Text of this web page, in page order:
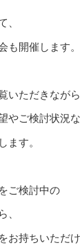
も開催します。
いただきながら
やご検討状況
ます。
ご検討中の
お持ちいただ